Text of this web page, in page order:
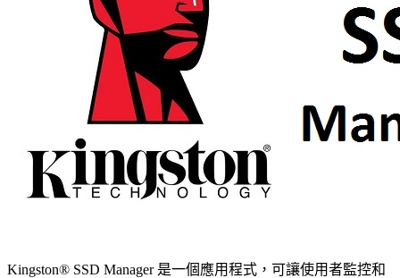
Kingston® SSD Manager 是一個應用程式，可讓使用者監控和